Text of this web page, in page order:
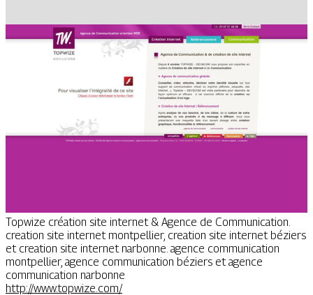
Topwize création site internet & Agence de Communication.
creation site internet montpellier, creation site internet béziers
et creation site internet narbonne. agence communication
montpellier, agence communication béziers et agence
communication narbonne
http://www.topwize.com/